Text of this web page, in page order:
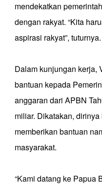
mendekatkan
dengan rakyat. “Kita
aspirasi rakyat”, tuturnya.
Dalam kunjungan kerja,
bantuan kepada
anggaran dari APBN
miliar. Dikatakan,
memberikan bantuan
masyarakat.
“Kami datang ke Papua